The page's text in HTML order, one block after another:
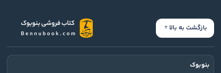
بازگشت به بالا
بنوبوک